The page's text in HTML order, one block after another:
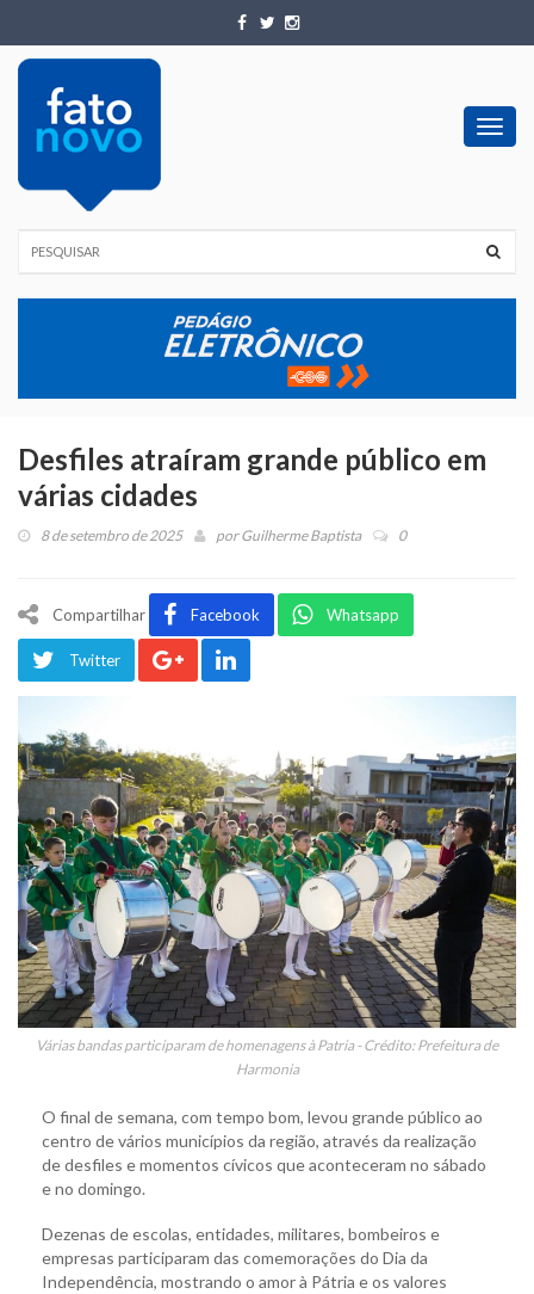
Desfiles atraíram grande público em
várias cidades
8 de setembro de 2025 porGuilherme Baptista 0
Compartilhar Facebook Whatsapp
Twitter
Várias bandas participaram de homenagens à Patria - Crédito: Prefeitura de
Harmonia
O final de semana, com tempo bom, levou grande público ao
centro de vários municípios da região, através da realização
de desfiles e momentos cívicos que aconteceram no sábado
e no domingo.
Dezenas de escolas, entidades, militares, bombeiros e
empresas participaram das comemorações do Dia da
Independência, mostrando o amor à Pátria e os valores